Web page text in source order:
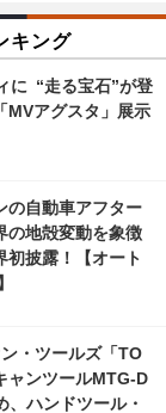
キング
に “走る宝石”が登
アグスタ」展示
の自動車アフター
の地殻変動を象徴
初披露！【オート
・ツールズ「TO
ンツールMTG-D
ハンドツール・